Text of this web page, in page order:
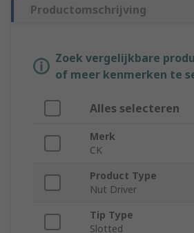
Productomschrijving
Zoek vergelijkbare
of meer kenmerken te
Alles selecteren
Merk
CK
Product Type
Nut Driver
Tip Type
Slotted